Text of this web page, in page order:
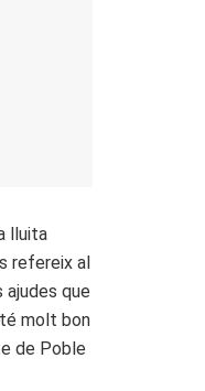
lluita
refereix al
que
molt bon
de Poble